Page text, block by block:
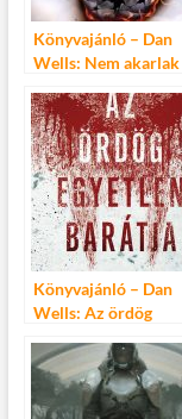
Könyvajánló – Dan
Wells: Nem akarlak
Könyvajánló – Dan
Wells: Az ördög